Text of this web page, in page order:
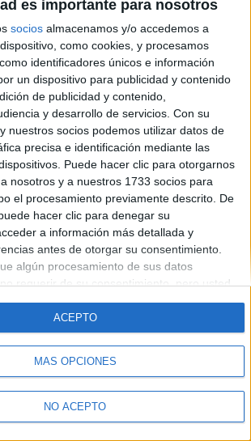
es importante para nosotros
socios almacenamos y/o accedemos a
como cookies, y procesamos
identificadores únicos e información
un dispositivo para publicidad y contenido
de publicidad y contenido,
y desarrollo de servicios. Con su
nuestros socios podemos utilizar datos de
precisa e identificación mediante las
Puede hacer clic para otorgarnos
nosotros y a nuestros 1733 socios para
el procesamiento previamente descrito. De
hacer clic para denegar su
a información más detallada y
antes de otorgar su consentimiento.
algún procesamiento de sus datos
requerir de su consentimiento, pero usted
rechazar tal procesamiento. Sus
solo a este sitio web. Puede cambiar
su consentimiento en cualquier
a este sitio y haciendo clic en el botón
inferior de la página web.
MÁS OPCIONES
NO ACEPTO
ACEPTO
electrónico.
que acompaña a tu nombre de usuario
somos|Contactar |Anúnciate
privacidad|Condiciones generales
de cookies
Mediterráneo S.L.- Diego de León 47 - 28006
- Tel. +34 91 593 2767